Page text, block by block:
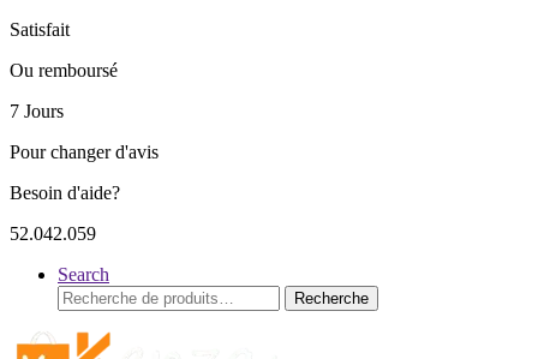
Satisfait
Ou remboursé
7 Jours
Pour changer d'avis
Besoin d'aide?
52.042.059
Search
Recherche
pour :
Recherche